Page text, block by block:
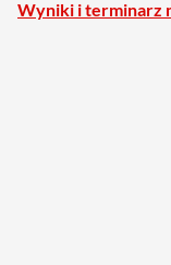
Wyniki i terminarz